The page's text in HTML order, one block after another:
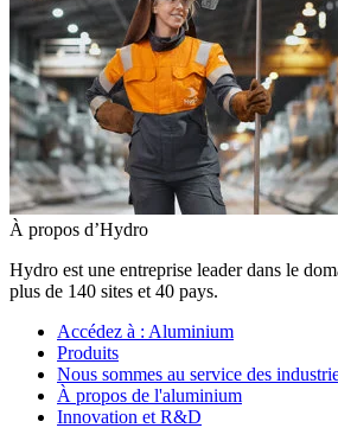
À propos d’Hydro
Hydro est une entreprise leader dans le
plus de 140 sites et 40 pays.
Accédez à : Aluminium
Produits
Nous sommes au service des
À propos de l'aluminium
Innovation et R&D